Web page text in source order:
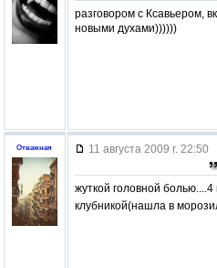
разговором с Ксавьером,
новыми духами))))))
Отважная
11 августа 2009 г. 22:50
жуткой головной
клубникой(нашла в